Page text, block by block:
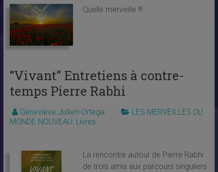
Quelle merveille !!!
“Vivant” Entretiens à contre-
temps Pierre Rabhi
Geneviève Jullien-Ortega
LES MERVEILLES DU
MONDE NOUVEAU, Livres
La rencontre autour de Pierre Rabhi
de trois amis aux parcours singuliers